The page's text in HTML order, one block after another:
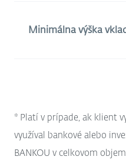
Minimálna výška
* Platí v prípade, ak klient
využíval bankové alebo
BANKOU v celkovom